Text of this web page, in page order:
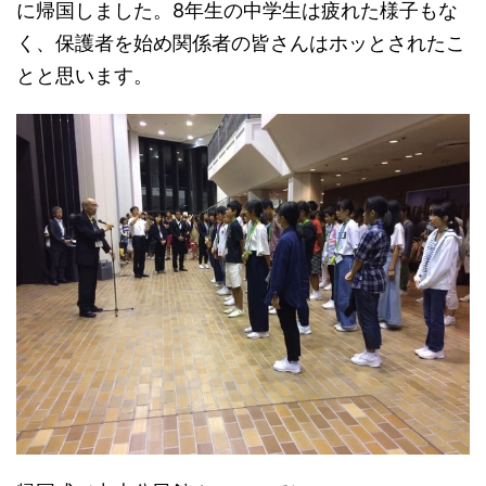
に帰国しました。8年生の中学生は疲れた様子もな
く、保護者を始め関係者の皆さんはホッとされたこ
とと思います。